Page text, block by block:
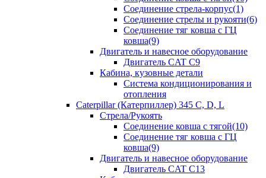
Соединение стрела-корпус(1)
Соединение стрелы и рукояти(6)
Соединение тяг ковша с ГЦ
ковша(9)
Двигатель и навесное оборудование
Двигатель CAT C9
Кабина, кузовные детали
Система кондиционирования и
отопления
Caterpillar (Катерпиллер) 345 C, D, L
Стрела/Рукоять
Соединение ковша с тягой(10)
Соединение тяг ковша с ГЦ
ковша(9)
Двигатель и навесное оборудование
Двигатель CAT C13